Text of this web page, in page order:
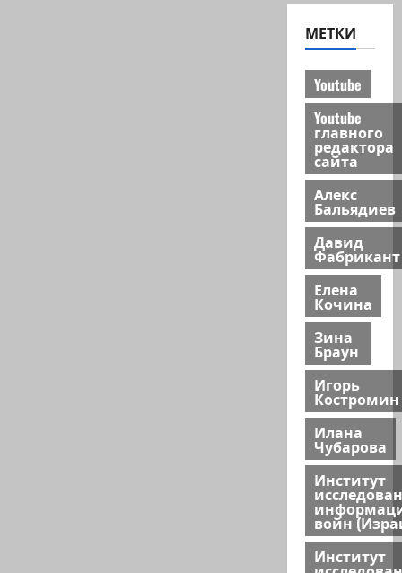
МЕТКИ
Youtube
Youtube
главного
редактора
сайта
Алекс
Бальядиев
Давид
Фабрикант
Елена
Кочина
Зина
Браун
Игорь
Костромин
Илана
Чубарова
Институт
войн
Институт